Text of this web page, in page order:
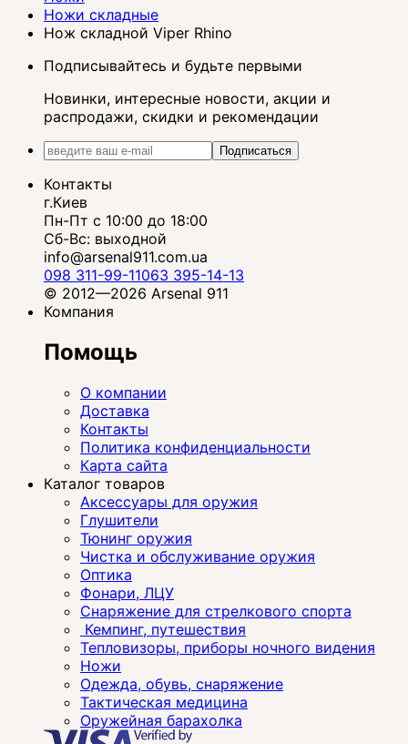
Ножи складные
Нож складной Viper Rhino
Подписывайтесь и будьте первыми
Новинки, интересные новости, акции и
распродажи, скидки и рекомендации
Подписаться
Контакты
г.Киев
Пн-Пт с 10:00 до 18:00
Сб-Вс: выходной
info@arsenal911.com.ua
098 311-99-11063 395-14-13
© 2012—2026 Arsenal 911
Компания
Помощь
О компании
Доставка
Контакты
Политика конфиденциальности
Карта сайта
Каталог товаров
Аксессуары для оружия
Глушители
Тюнинг оружия
Чистка и обслуживание оружия
Оптика
Фонари, ЛЦУ
Снаряжение для стрелкового спорта
Кемпинг, путешествия
Тепловизоры, приборы ночного видения
Ножи
Одежда, обувь, снаряжение
Тактическая медицина
Оружейная барахолка